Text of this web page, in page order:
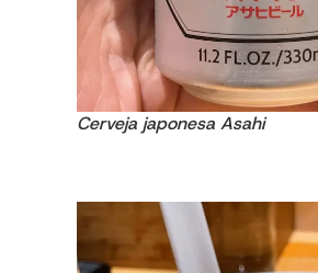
Cerveja japonesa Asahi